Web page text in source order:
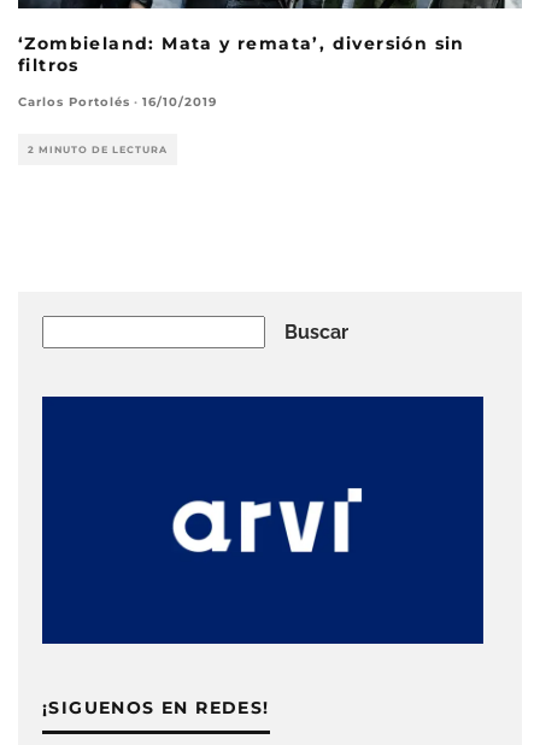
‘Zombieland: Mata y remata’, diversión sin
filtros
Carlos Portolés · 16/10/2019
2 MINUTO DE LECTURA
Buscar
¡SIGUENOS EN REDES!